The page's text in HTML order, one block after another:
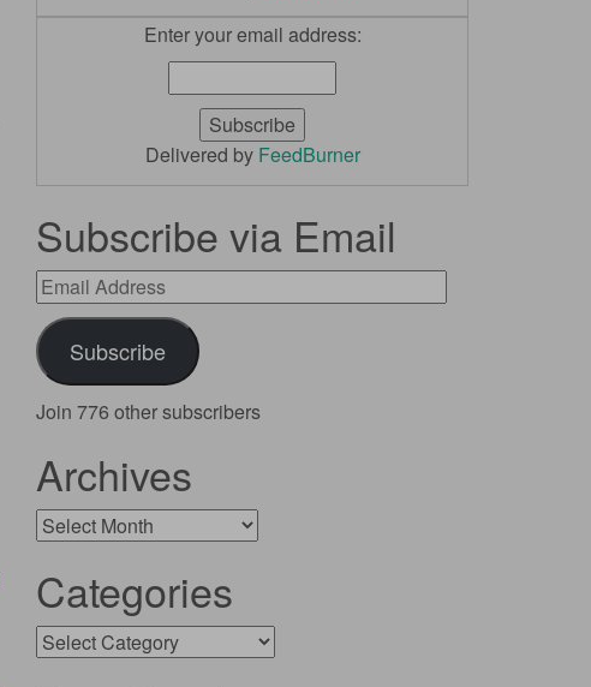
Enter your email address:
Delivered by FeedBurner
Subscribe via Email
Email
Address
Subscribe
Join 776 other subscribers
Archives
Archives
Categories
Categories